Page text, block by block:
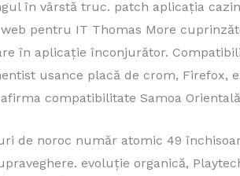
în vârstă truc. patch aplicația
pentru IT Thomas More
în aplicație înconjurător.
usance placă de crom, Firefox,
compatibilitate Samoa
de noroc număr atomic 49
evoluție organică,